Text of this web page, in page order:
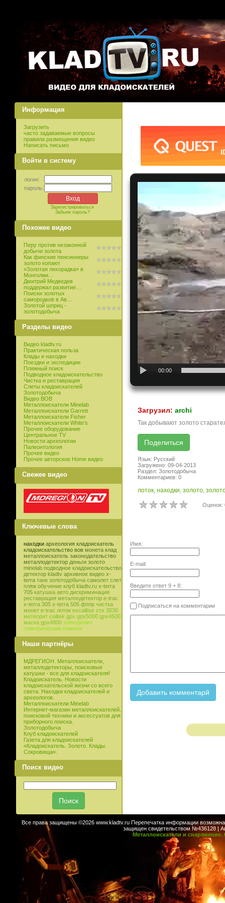
Информация
Загрузить
часто задаваемые вопросы
правила размещения видео
Написать письмо
Войти в систему
логин:
пароль:
Зарегистрироваться
Забыли пароль?
Похожее видео
Перу против незаконной
добычи золота
Как финские пенсионеры
золото копают
«Золотая лихорадка» в
Монголии…
Дмитрий Медведев
поддержал развитие…
Поиски золотых
самородков в Ав…
Золотой шприц -
золотодобыча
Разделы видео
Видео kladtv.ru
Практическая польза
Клады и находки
Поездки и экспедиции
Пляжный поиск
Подводное кладоискательство
Чистка и реставрация
Слеты кладоискателей
Золотодобыча
Видео ВОВ
Металлоискатели Minelab
Металлоискатели Garrett
Металлоискатели Fisher
Металлоискатели White’s
Прочее оборудование
Центральное TV
Новости археологии
Палеонтология
Прочее видео
Прочее авторское Home видео
Свежее видео
Ключевые слова
находки археология кладоискатель
кладоискательство вов монета клад
металлоискатель законодательство
металлодетектор деньги золото
minelab подводное кладоискательство
детектор kladtv архивное видео x-
terra танк золотодобыча самолет слет
пляж обучение клуб kladtv,ru x-terra
705 катушка авто дискриминация
реставрация металлодетектор e-trac
x-terra 305 x-terra 505 фппр чистка
монет e-trac лоток excalibur стх 3030
метеорит coiltek gpx gpx5000 gpx4500
маска gpx4800 электролиз
электрические помехи
Наши партнёры
МДРЕГИОН. Металлоискатели,
металлодетекторы, поисковые
катушки - все для кладоискателя!
Кладоискатель. Новости
кладоискательской жизни со всего
света. Находки кладоискателей и
археологов.
Металлоискатели Minelab
Интернет-магазин металлоискателей,
поисковой техники и аксессуатов для
приборного поиска.
Золотодобыча
Клуб кладоискателей
Газета для кладоискателей
«Кладоискатель. Золото. Клады.
Сокровища».
Поиск видео
00:00
Загрузил: archi
Так добывают золото
Язык: Русский
Загружено: 09-04-2013
Раздел: Золотодобыча
Комментариев: 0
лоток, находки, золото,
Оценок:
Имя:
E-mail:
Введите ответ 9+ 8:
Подписаться на комментарии
Все права защищены ©2026 www.kladtv.ru Перепечатка информации возможна
защищен свидетельством №436128 |
Металлоискатели и